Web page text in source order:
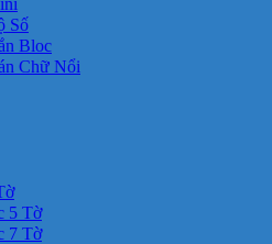
Số
Bloc
Chữ Nổi
5 Tờ
7 Tờ